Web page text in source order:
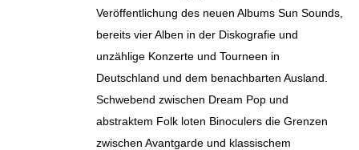
Veröffentlichung des neuen Albums Sun Sounds,
bereits vier Alben in der Diskografie und
unzählige Konzerte und Tourneen in
Deutschland und dem benachbarten Ausland.
Schwebend zwischen Dream Pop und
abstraktem Folk loten Binoculers die Grenzen
zwischen Avantgarde und klassischem